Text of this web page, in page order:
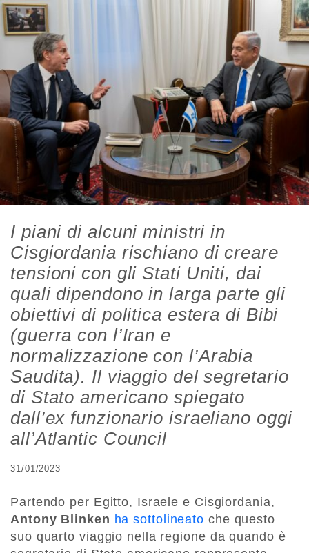
I piani di alcuni ministri in
Cisgiordania rischiano di creare
tensioni con gli Stati Uniti, dai
quali dipendono in larga parte gli
obiettivi di politica estera di Bibi
(guerra con l’Iran e
normalizzazione con l’Arabia
Saudita). Il viaggio del segretario
di Stato americano spiegato
dall’ex funzionario israeliano oggi
all’Atlantic Council
31/01/2023
Partendo per Egitto, Israele e Cisgiordania,
Antony Blinken ha sottolineato che questo
suo quarto viaggio nella regione da quando è